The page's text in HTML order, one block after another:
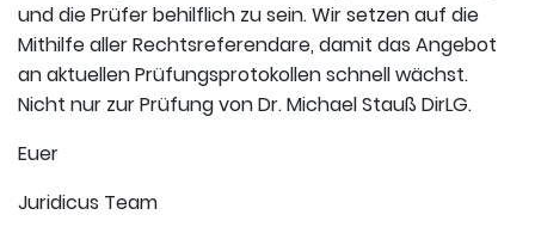
und die Prüfer behilflich zu sein. Wir setzen auf die
Mithilfe aller Rechtsreferendare, damit das Angebot
an aktuellen Prüfungsprotokollen schnell wächst.
Nicht nur zur Prüfung von Dr. Michael Stauß DirLG.
Euer
Juridicus Team